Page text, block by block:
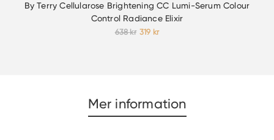
By Terry Cellularose Brightening CC Lumi-Serum Colour
Control Radiance Elixir
638kr Det
319 krDet
Mer information